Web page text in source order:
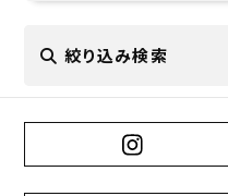
絞り込み検索
和食(23)